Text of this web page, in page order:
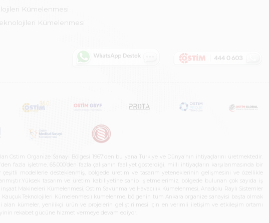
Kümelenmesi
Kümelenmesi
Organize Sanayi Bölgesi 1967’den bu yana Türkiye ve Dünya’nın ihtiyaçlarını üretmektedir.
fazla işletme, 65.000’den fazla çalışanın faaliyet gösterdiği, milli ihtiyaçların karşılanmasında bir
modellerle desteklenmiş, bölgede üretim ve tasarım yeteneklerinin gelişmesini ve özellikle
tasarım ve üretim kabiliyetine sahip işletmelerimiz, bölgede bulunan çok sayıda iş
Makineleri Kümelenmesi, Ostim Savunma ve Havacılık Kümelenmesi, Anadolu Raylı Sistemler
Teknolojileri Kümelenmesi) kümelenme, bölgenin tüm Ankara organize sanayisi başta olmak
kümeler, yenilikçi ürün ve projelerin geliştirilmesi için en verimli iletişim ve etkileşim ortamı
rekabet gücüne hizmet vermeye devam ediyor.